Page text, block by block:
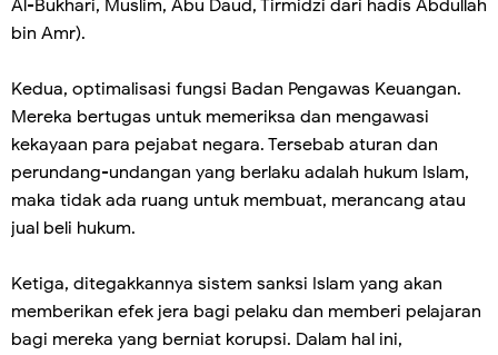
Al-Bukhari, Muslim, Abu Daud, Tirmidzi dari hadis Abdullah
bin Amr).
Kedua, optimalisasi fungsi Badan Pengawas Keuangan.
Mereka bertugas untuk memeriksa dan mengawasi
kekayaan para pejabat negara. Tersebab aturan dan
perundang-undangan yang berlaku adalah hukum Islam,
maka tidak ada ruang untuk membuat, merancang atau
jual beli hukum.
Ketiga, ditegakkannya sistem sanksi Islam yang akan
memberikan efek jera bagi pelaku dan memberi pelajaran
bagi mereka yang berniat korupsi. Dalam hal ini,